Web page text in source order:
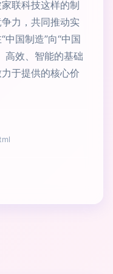
联科技这样的制
力，共同推动实
国制造”向“中国
高效、智能的基础
于提供的核心价